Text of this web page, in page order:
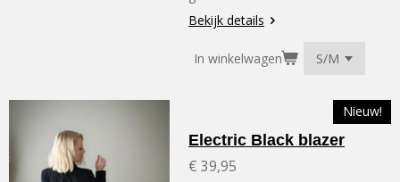
Bekijk details
In winkelwagen
Nieuw!
Electric Black blazer
€ 39,95